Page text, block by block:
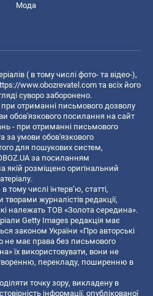
Мода
( в тому числі фото- та відео-),
www.obozrevatel.com та всіх його
суворо заборонено.
отриманні письмового дозволу
обов'язкового посилання на сайт
- при отриманні письмового
за умови обов'язкового
для пошукових систем,
за посиланням
якій розміщено оригінальний
тому числі інтерв’ю, статті,
журналістів редакції,
належать ТОВ «Золота середина».
Getty Images редакція має
законом України «Про авторські
не має права без письмового
їх використовувати, вони не
перекладу, поширенню в
точку зору, викладену в
інформації, опублікованої